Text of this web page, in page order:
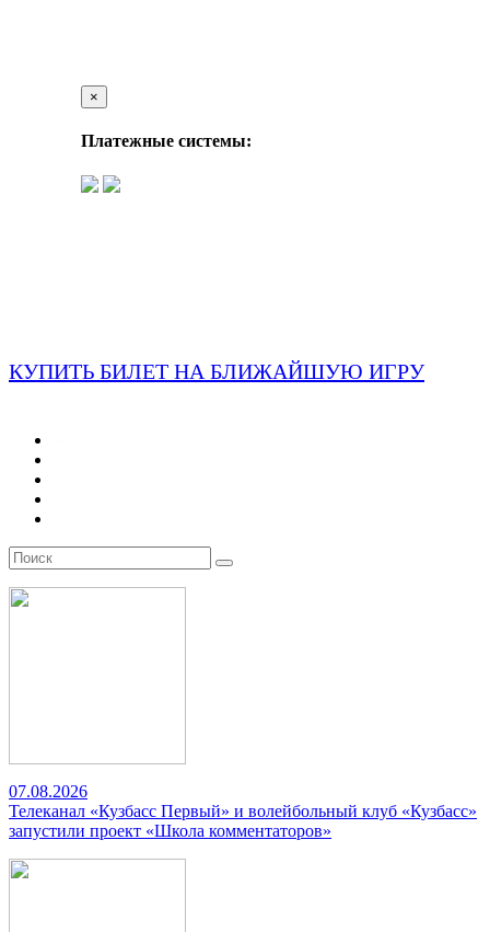
×
Платежные системы:
КУПИТЬ БИЛЕТ НА БЛИЖАЙШУЮ ИГРУ
07.08.2026
Телеканал «Кузбасс Первый» и волейбольный клуб «Кузбасс»
запустили проект «Школа комментаторов»